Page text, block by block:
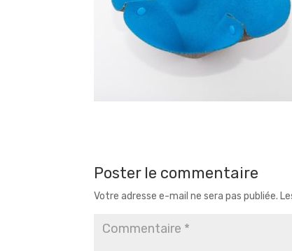
Poster le commentaire
Votre adresse e-mail ne sera pas publiée.